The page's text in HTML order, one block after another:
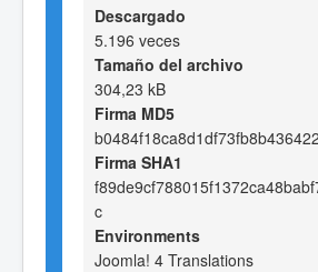
Descargado
5.196 veces
Tamaño del archivo
304,23 kB
Firma MD5
Firma SHA1
c
Environments
Joomla! 4 Translations